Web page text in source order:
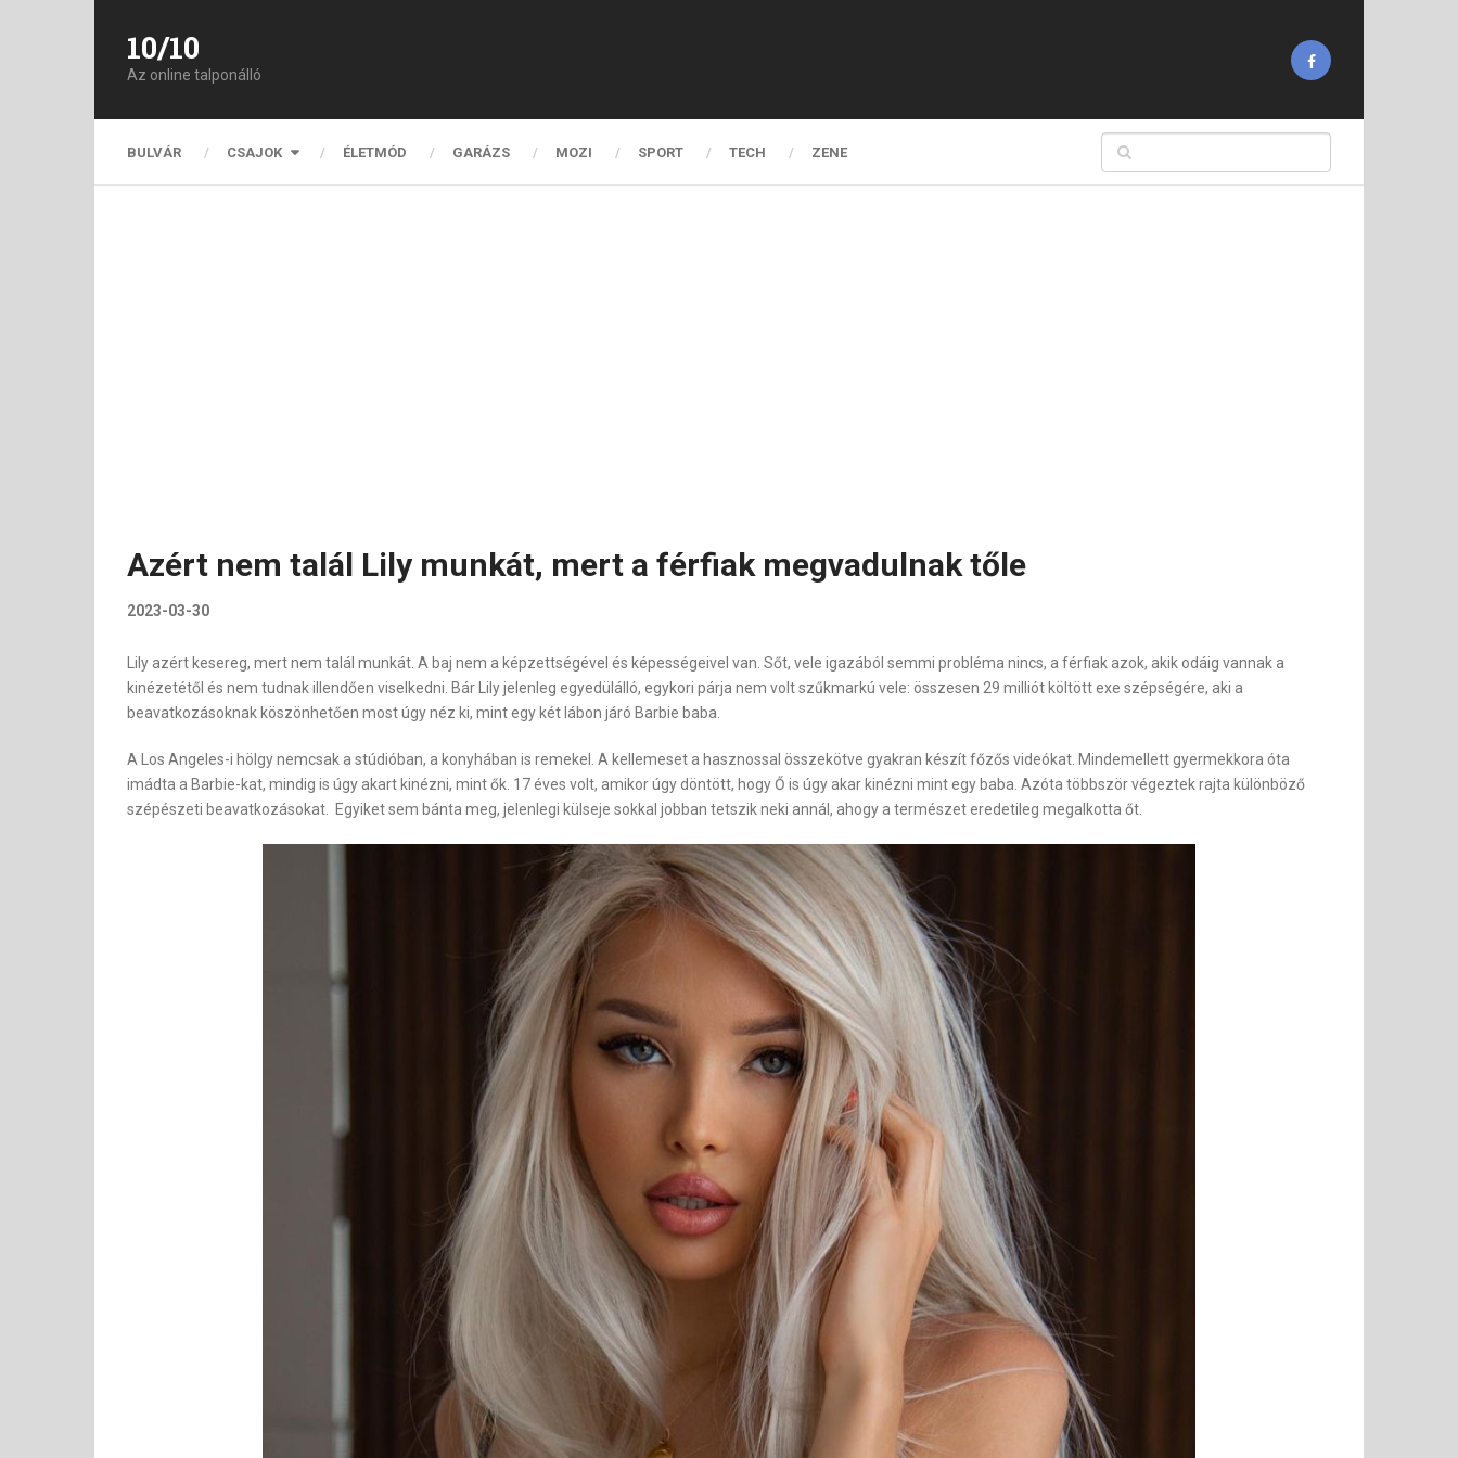
10/10
Az online talponálló
BULVÁR CSAJOK ÉLETMÓD GARÁZS MOZI SPORT TECH ZENE
Azért nem talál Lily munkát, mert a férfiak megvadulnak tőle
2023-03-30
Lily azért kesereg, mert nem talál munkát. A baj nem a képzettségével és képességeivel van. Sőt, vele igazából semmi probléma nincs, a férfiak azok, akik odáig vannak a
kinézetétől és nem tudnak illendően viselkedni. Bár Lily jelenleg egyedülálló, egykori párja nem volt szűkmarkú vele: összesen 29 milliót költött exe szépségére, aki a
beavatkozásoknak köszönhetően most úgy néz ki, mint egy két lábon járó Barbie baba.
A Los Angeles-i hölgy nemcsak a stúdióban, a konyhában is remekel. A kellemeset a hasznossal összekötve gyakran készít főzős videókat. Mindemellett gyermekkora óta
imádta a Barbie-kat, mindig is úgy akart kinézni, mint ők. 17 éves volt, amikor úgy döntött, hogy Ő is úgy akar kinézni mint egy baba. Azóta többször végeztek rajta különböző
szépészeti beavatkozásokat. Egyiket sem bánta meg, jelenlegi külseje sokkal jobban tetszik neki annál, ahogy a természet eredetileg megalkotta őt.